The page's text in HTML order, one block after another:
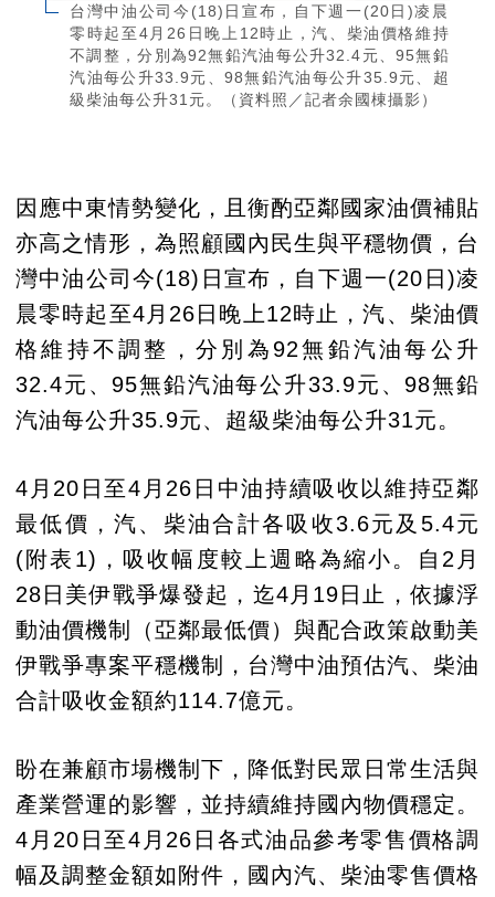
台灣中油公司今(18)日宣布，自下週一(20日)凌晨
零時起至4月26日晚上12時止，汽、柴油價格維持
不調整，分別為92無鉛汽油每公升32.4元、95無鉛
汽油每公升33.9元、98無鉛汽油每公升35.9元、超
級柴油每公升31元。（資料照／記者余國棟攝影）
因應中東情勢變化，且衡酌亞鄰國家油價補貼
亦高之情形，為照顧國內民生與平穩物價，台
灣中油公司今(18)日宣布，自下週一(20日)凌
晨零時起至4月26日晚上12時止，汽、柴油價
格維持不調整，分別為92無鉛汽油每公升
32.4元、95無鉛汽油每公升33.9元、98無鉛
汽油每公升35.9元、超級柴油每公升31元。
4月20日至4月26日中油持續吸收以維持亞鄰
最低價，汽、柴油合計各吸收3.6元及5.4元
(附表1)，吸收幅度較上週略為縮小。自2月
28日美伊戰爭爆發起，迄4月19日止，依據浮
動油價機制（亞鄰最低價）與配合政策啟動美
伊戰爭專案平穩機制，台灣中油預估汽、柴油
合計吸收金額約114.7億元。
盼在兼顧市場機制下，降低對民眾日常生活與
產業營運的影響，並持續維持國內物價穩定。
4月20日至4月26日各式油品參考零售價格調
幅及調整金額如附件，國內汽、柴油零售價格